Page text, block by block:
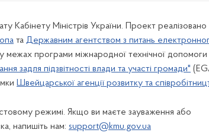
Кабінету Міністрів України. Проект реалізовано
та Державним агентством з питань
у межах програми міжнародної технічної допомоги
задля підзвітності влади та участі громади"
Швейцарської агенції розвитку та
режимі. Якщо ви маєте зауваження або
напишіть нам: support@kmu.gov.ua